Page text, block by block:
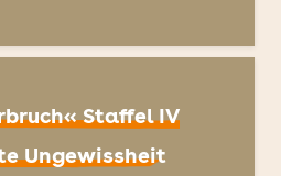
Staffel IV
Ungewissheit